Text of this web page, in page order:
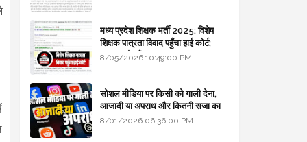
मध्य प्रदेश शिक्षक भर्ती 2025: विशेष
शिक्षक पात्रता विवाद पहुँचा हाई कोर्ट;
सरकार से माँगा जवाब
8/05/2026 10:49:00 PM
सोशल मीडिया पर किसी को गाली देना,
आजादी या अपराध और कितनी सजा का
प्रावधान - free legal advice
8/01/2026 06:36:00 PM